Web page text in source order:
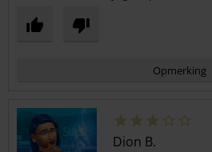
Opmerking
Dion B.